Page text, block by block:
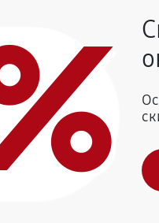
CafeRomatica NICR
CafeRomatica NICR 1040